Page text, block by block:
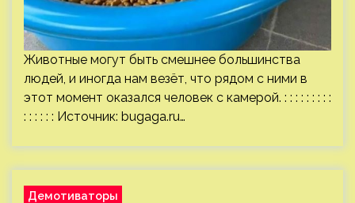
Животные могут быть смешнее большинства
людей, и иногда нам везёт, что рядом с ними в
этот момент оказался человек с камерой. : : : : : : : : :
: : : : : : Источник: bugaga.ru…
Демотиваторы